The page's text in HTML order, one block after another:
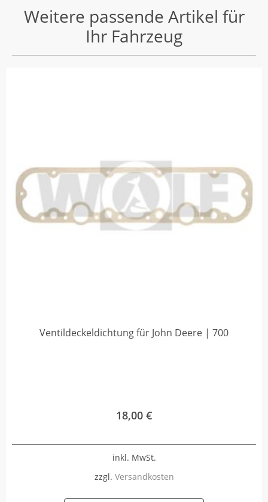
Weitere passende Artikel für
Ihr Fahrzeug
Ventildeckeldichtung für John Deere | 700
18,00 €
inkl. MwSt.
zzgl. Versandkosten